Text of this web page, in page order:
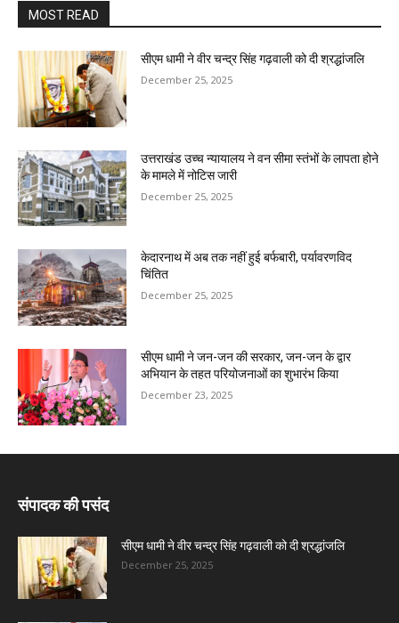
MOST READ
सीएम धामी ने वीर चन्द्र सिंह गढ़वाली को दी श्रद्धांजलि
December 25, 2025
उत्तराखंड उच्च न्यायालय ने वन सीमा स्तंभों के लापता होने
के मामले में नोटिस जारी
December 25, 2025
केदारनाथ में अब तक नहीं हुई बर्फबारी, पर्यावरणविद
चिंतित
December 25, 2025
सीएम धामी ने जन-जन की सरकार, जन-जन के द्वार
अभियान के तहत परियोजनाओं का शुभारंभ किया
December 23, 2025
संपादक की पसंद
सीएम धामी ने वीर चन्द्र सिंह गढ़वाली को दी श्रद्धांजलि
December 25, 2025